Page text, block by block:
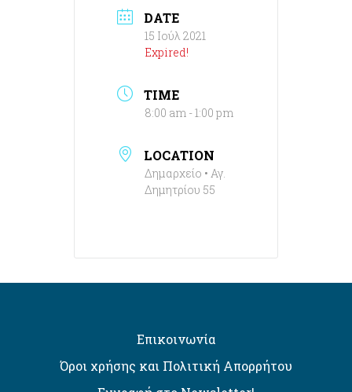
DATE
15 Ιούλ 2021
Expired!
TIME
8:00 am - 1:00 pm
LOCATION
Δημαρχείο • Αγ.
Δημητρίου 55
Επικοινωνία
Όροι χρήσης και Πολιτική Απορρήτου